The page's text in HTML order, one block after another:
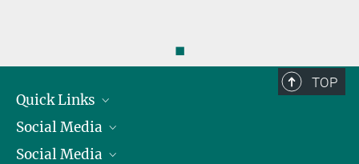
◼
TOP
Quick Links
Präsident
Zahlen und Fakten
Social Media
Bluesky
Social Media